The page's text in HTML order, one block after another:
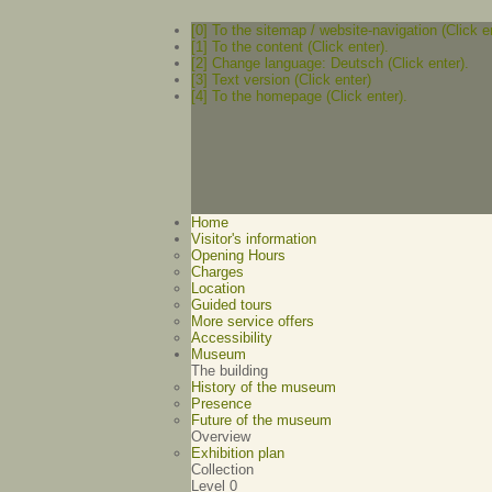
[0] To the sitemap / website-navigation (Click
[1] To the content (Click enter).
[2] Change language: Deutsch (Click enter).
[3] Text version (Click enter)
[4] To the homepage (Click enter).
Home
Visitor's information
Opening Hours
Charges
Location
Guided tours
More service offers
Accessibility
Museum
The building
History of the museum
Presence
Future of the museum
Overview
Exhibition plan
Collection
Level 0